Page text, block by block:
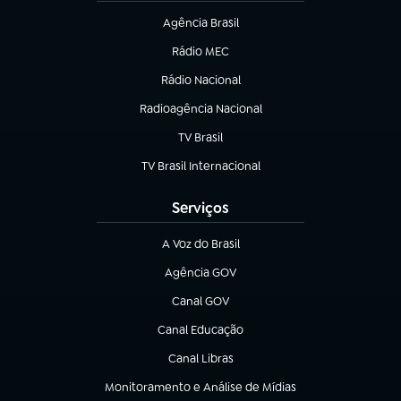
Agência Brasil
(abre em nova aba)
Rádio MEC
(abre em nova aba)
Rádio Nacional
Radioagência Nacional
(abre em nova aba)
TV Brasil
(abre em nova aba)
TV Brasil Internacional
(abre em nova aba)
Serviços
A Voz do Brasil
(abre em nova aba)
Agência GOV
(abre em nova aba)
Canal GOV
(abre em nova aba)
Canal Educação
(abre em nova aba)
Canal Libras
(abre em nova aba)
Monitoramento e Análise de Mídias
(abre em nova aba)